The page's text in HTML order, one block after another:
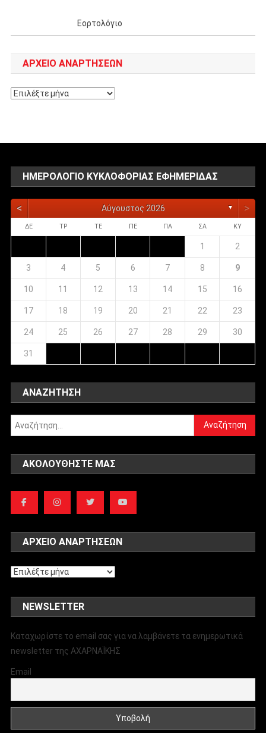
Εορτολόγιο
ΑΡΧΕΊΟ ΑΝΑΡΤΉΣΕΩΝ
Αρχείο
ΗΜΕΡΟΛΌΓΙΟ ΚΥΚΛΟΦΟΡΊΑΣ ΕΦΗΜΕΡΊΔΑΣ
< Αύγουστος 2026 ▼ >
ΔΕ ΤΡ ΤΕ ΠΕ ΠΑ ΣΑ ΚΥ
1 2
3 4 5 6 7 8 9
10 11 12 13 14 15 16
17 18 19 20 21 22 23
24 25 26 27 28 29 30
31
ΑΝΑΖΉΤΗΣΗ
Αναζήτηση
για:
ΑΚΟΛΟΥΘΉΣΤΕ ΜΑΣ
ΑΡΧΕΊΟ ΑΝΑΡΤΉΣΕΩΝ
Αρχείο
NEWSLETTER
Καταχωρίστε το email σας για να λαμβάνετε τα ενημερωτικά
newsletter της ΑΧΑΡΝΑΪΚΗΣ
Email